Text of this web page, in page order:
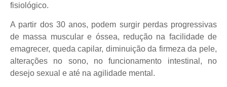
fisiológico.
A partir dos 30 anos, podem surgir perdas progressivas
de massa muscular e óssea, redução na facilidade de
emagrecer, queda capilar, diminuição da firmeza da pele,
alterações no sono, no funcionamento intestinal, no
desejo sexual e até na agilidade mental.